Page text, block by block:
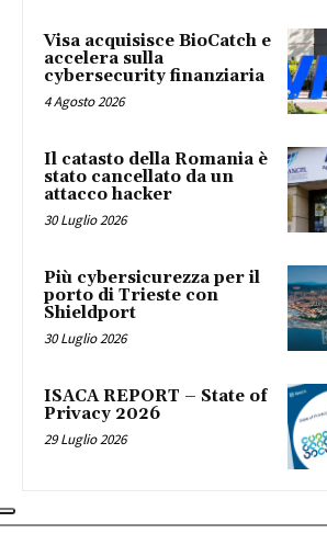
Visa acquisisce BioCatch e
accelera sulla
cybersecurity finanziaria
4 Agosto 2026
Il catasto della Romania è
stato cancellato da un
attacco hacker
30 Luglio 2026
Più cybersicurezza per il
porto di Trieste con
Shieldport
30 Luglio 2026
ISACA REPORT – State of
Privacy 2026
29 Luglio 2026